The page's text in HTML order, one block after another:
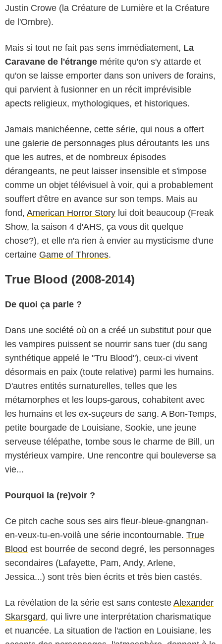
Justin Crowe (la Créature de Lumière et la Créature
de l'Ombre).
Mais si tout ne fait pas sens immédiatement, La
Caravane de l'étrange mérite qu'on s'y attarde et
qu'on se laisse emporter dans son univers de forains,
qui parvient à fusionner en un récit imprévisible
apects religieux, mythologiques, et historiques.
Jamais manichéenne, cette série, qui nous a offert
une galerie de personnages plus déroutants les uns
que les autres, et de nombreux épisodes
dérangeants, ne peut laisser insensible et s'impose
comme un objet télévisuel à voir, qui a probablement
souffert d'être en avance sur son temps. Mais au
fond, American Horror Story lui doit beaucoup (Freak
Show, la saison 4 d'AHS, ça vous dit quelque
chose?), et elle n'a rien à envier au mysticisme d'une
certaine Game of Thrones.
True Blood (2008-2014)
De quoi ça parle ?
Dans une société où on a créé un substitut pour que
les vampires puissent se nourrir sans tuer (du sang
synthétique appelé le "Tru Blood"), ceux-ci vivent
désormais en paix (toute relative) parmi les humains.
D'autres entités surnaturelles, telles que les
métamorphes et les loups-garous, cohabitent avec
les humains et les ex-suçeurs de sang. A Bon-Temps,
petite bourgade de Louisiane, Sookie, une jeune
serveuse télépathe, tombe sous le charme de Bill, un
mystérieux vampire. Une rencontre qui bouleverse sa
vie...
Pourquoi la (re)voir ?
Ce pitch cache sous ses airs fleur-bleue-gnangnan-
en-veux-tu-en-voilà une série incontournable. True
Blood est bourrée de second degré, les personnages
secondaires (Lafayette, Pam, Andy, Arlene,
Jessica...) sont très bien écrits et très bien castés.
La révélation de la série est sans conteste Alexander
Skarsgard, qui livre une interprétation charismatique
et nuancée. La situation de l'action en Louisiane, les